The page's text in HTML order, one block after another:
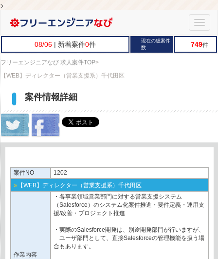
>
Toggle
08/06 | 新着案件0件
現在の総案件
数
749件
フリーエンジニアなび 求人案件TOP>
【WEB】ディレクター（営業支援系）千代田区
案件情報詳細
案件NO 1202
» 【WEB】ディレクター（営業支援系）千代田区
作業内容
・各事業領域営業部門に対する営業支援システム
（Salesforce）のシステム化案件推進・要件定義・運用支
援/改善・プロジェクト推進
・実際のSalesforce開発は、別途開発部門が行いますが、
ユーザ部門として、直接Salesforceの管理機能を扱う場
合もあります。